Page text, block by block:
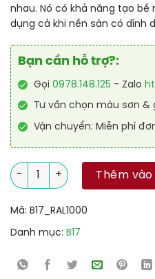
nhau. Nó có khả năng tạo
dụng cả khi nền sàn có dính
Bạn cần hỗ trợ?:
Gọi 0978.148.125 - Zalo
Tư vấn chọn màu sơn &
Vận chuyển: Miễn phí
Sơn sàn chống trơn trượt RAL
Thêm
Mã: B17_RAL1000
Danh mục: B17